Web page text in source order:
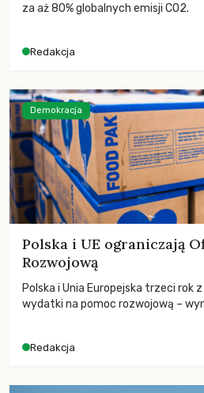
za aż 80% globalnych emisji CO2.
Redakcja
Polska i UE ograniczają
Rozwojową
Polska i Unia Europejska trzeci rok
wydatki na pomoc rozwojową –
odnotowano największe tąpnięcie
kryzysami i ubóstwem?
Redakcja
Demokracja